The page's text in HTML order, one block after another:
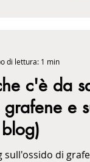
c'è da
e
di
di lettura: 1 min